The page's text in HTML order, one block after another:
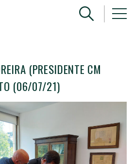
(PRESIDENTE CM
(06/07/21)